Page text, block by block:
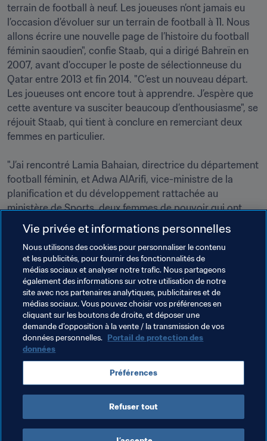
terrain de football à neuf. Les joueuses n’ont jamais eu
l’occasion d’évoluer sur un terrain de football à 11. Nous
allons écrire une nouvelle page de l’histoire du football
féminin saoudien", confie Staab, qui a dirigé Bahreïn en
2007, avant d'occuper le poste de sélectionneuse du
Qatar entre 2013 et fin 2014. "C’est un nouveau départ.
Les joueuses ont encore tout à apprendre. J’espère que
cette aventure va susciter beaucoup d’enthousiasme", se
réjouit Staab, qui tient à conclure en remerciant deux
femmes en particulier.
"J’ai rencontré Lamia Bahaian, directrice du département
football féminin, et Adwa AlArifi, vice-ministre de la
planification et du développement rattachée au
ministère de Sports, deux femmes de pouvoir qui ont
beaucoup œuvré pour ma venue. Leur passion, leur
engagement et leurs rêves m’ont convaincue. J’ai eu
envie de les aider. Compte tenu de mon expérience
dans le football féminin et dans le développement en
général, je pense pouvoir apporter quelque chose à ce
grand projet."
Thèmes en lien
Football Féminin Organisation Saudi Arabia
AFC
Vie privée et informations personnelles
Nous utilisons des cookies pour personnaliser le contenu
et les publicités, pour fournir des fonctionnalités de
médias sociaux et analyser notre trafic. Nous partageons
également des informations sur votre utilisation de notre
site avec nos partenaires analytiques, publicitaires et de
médias sociaux. Vous pouvez choisir vos préférences en
cliquant sur les boutons de droite, et déposer une
demande d’opposition à la vente / la transmission de vos
données personnelles. Portail de protection des
données
Préférences
Refuser tout